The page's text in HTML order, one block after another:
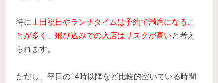
特に土日祝日やランチタイムは予約で満席になるこ
とが多く、飛び込みでの入店はリスクが高いと考え
られます。
ただし、平日の14時以降など比較的空いている時間